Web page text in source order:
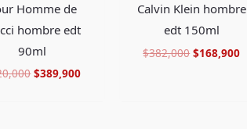
Homme de
hombre edt
90ml
$389,900
Calvin Klein hombre
edt 150ml
$382,000 $168,900